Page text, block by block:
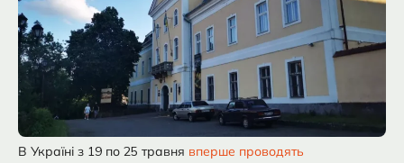
В Україні з 19 по 25 травня вперше проводять